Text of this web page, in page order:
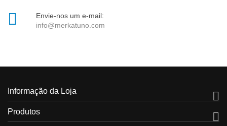

Envie-nos um e-mail:
info@merkatuno.com
Informação da Loja 
Produtos 